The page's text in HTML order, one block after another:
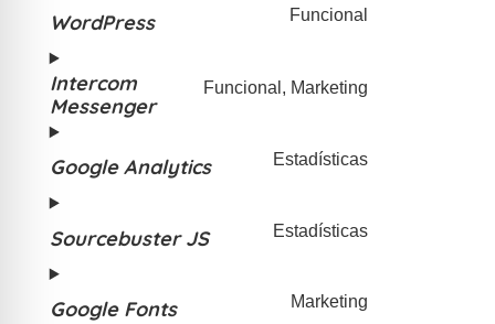
WordPress Funcional
Intercom
Messenger
Funcional, Marketing
Google Analytics Estadísticas
Sourcebuster JS Estadísticas
Google Fonts Marketing